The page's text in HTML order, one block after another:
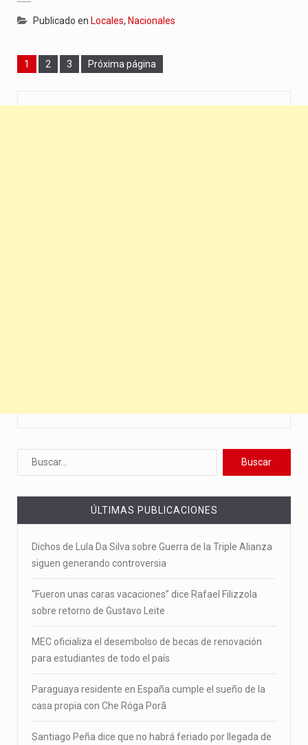
Publicado en Locales, Nacionales
Page
1 Page
2 Page
3 Próxima página
ÚLTIMAS PUBLICACIONES
Dichos de Lula Da Silva sobre Guerra de la Triple Alianza
siguen generando controversia
“Fueron unas caras vacaciones” dice Rafael Filizzola
sobre retorno de Gustavo Leite
MEC oficializa el desembolso de becas de renovación
para estudiantes de todo el país
Paraguaya residente en España cumple el sueño de la
casa propia con Che Róga Porã
Santiago Peña dice que no habrá feriado por llegada de